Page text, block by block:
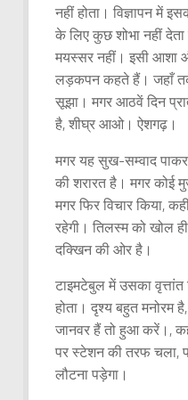
नहीं होता। विज्ञापन में
के लिए कुछ शोभा नहीं
मयस्सर नहीं। इसी आशा
लड़कपन कहते हैं। जहाँ तक
सूझा। मगर आठवें दिन
है, शीघ्र आओ। ऐशगढ़।
मगर यह सुख-सम्वाद
की शरारत है। मगर कोई
मगर फिर विचार किया,
रहेगी। तिलस्म को खोल
दक्खिन की ओर है।
टाइमटेबुल में उसका
होता। दृश्य बहुत मनोरम
जानवर हैं तो हुआ करें।,
पर स्टेशन की तरफ चला,
लौटना पड़ेगा।